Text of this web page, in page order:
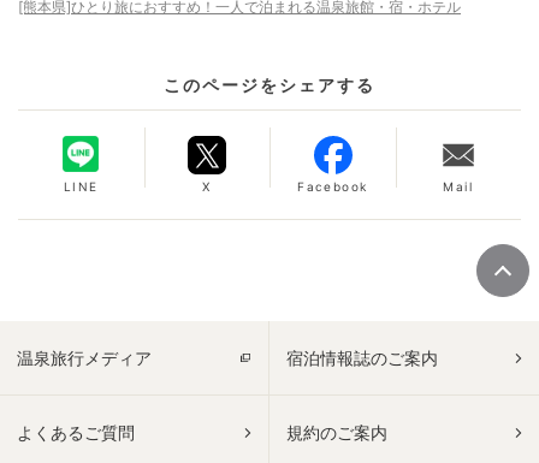
[熊本県]ひとり旅におすすめ！一人で泊まれる温泉旅館・宿・ホテル
このページをシェアする
LINE X Facebook Mail
温泉旅行メディア 宿泊情報誌のご案内
よくあるご質問 規約のご案内